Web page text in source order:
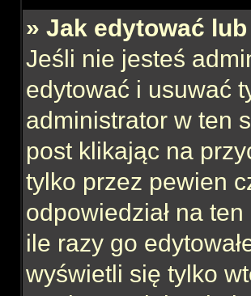
» Jak edytować
Jeśli nie jesteś
edytować i usuwać
administrator w ten
post klikając na
tylko przez pewien
odpowiedział na
ile razy go
wyświetli się tylko